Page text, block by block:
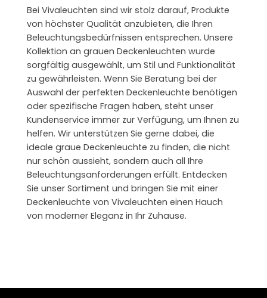
Bei Vivaleuchten sind wir stolz darauf, Produkte
von höchster Qualität anzubieten, die Ihren
Beleuchtungsbedürfnissen entsprechen. Unsere
Kollektion an grauen Deckenleuchten wurde
sorgfältig ausgewählt, um Stil und Funktionalität
zu gewährleisten. Wenn Sie Beratung bei der
Auswahl der perfekten Deckenleuchte benötigen
oder spezifische Fragen haben, steht unser
Kundenservice immer zur Verfügung, um Ihnen zu
helfen. Wir unterstützen Sie gerne dabei, die
ideale graue Deckenleuchte zu finden, die nicht
nur schön aussieht, sondern auch all Ihre
Beleuchtungsanforderungen erfüllt. Entdecken
Sie unser Sortiment und bringen Sie mit einer
Deckenleuchte von Vivaleuchten einen Hauch
von moderner Eleganz in Ihr Zuhause.